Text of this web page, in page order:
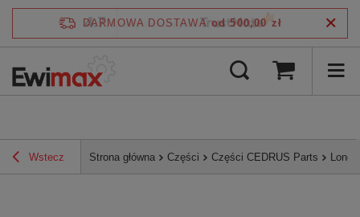
DARMOWA DOSTAWA od 500,00 zł
Wstecz Strona główna Części Części CEDRUS Parts Loncin
4.7/5 zweryfikowane przez